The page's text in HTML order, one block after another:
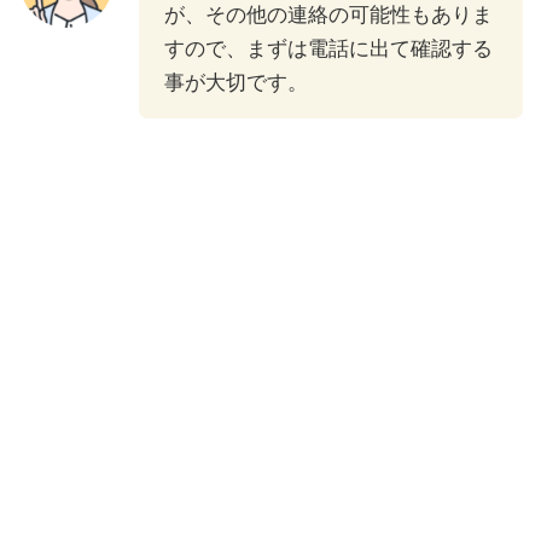
が、その他の連絡の可能性もありま
すので、まずは電話に出て確認する
事が大切です。